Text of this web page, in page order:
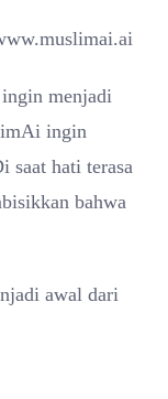
menjadi
ingin
saat hati terasa
bahwa
awal dari